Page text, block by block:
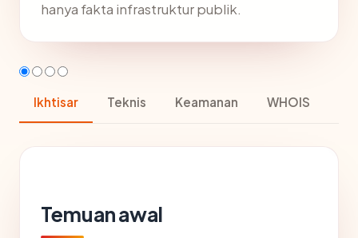
hanya fakta infrastruktur publik.
Ikhtisar Teknis Keamanan WHOIS
Temuan awal